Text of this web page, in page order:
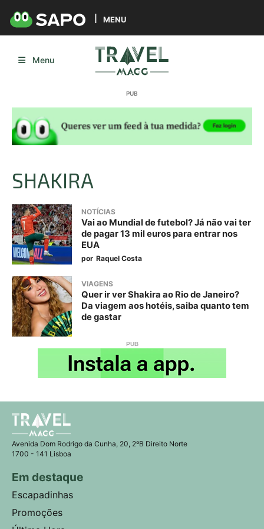
MENU
Menu
SHAKIRA
NOTÍCIAS
Vai ao Mundial de futebol? Já não vai ter
de pagar 13 mil euros para entrar nos
EUA
por Raquel Costa
VIAGENS
Quer ir ver Shakira ao Rio de Janeiro?
Da viagem aos hotéis, saiba quanto tem
de gastar
Avenida Dom Rodrigo da Cunha, 20, 2ºB Direito Norte
1700 - 141 Lisboa
Em destaque
Escapadinhas
Promoções